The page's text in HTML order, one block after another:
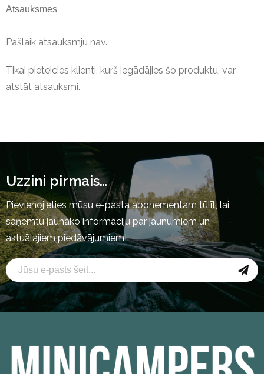
Atsauksmes
Pašlaik atsauksmju nav.
Tikai pieteicies klienti, kurš iegādājies šo produktu, var
atstāt atsauksmi.
Uzzini pirmais…
Pievienojieties mūsu e-pasta abonementam tūlīt, lai
saņemtu jaunāko informāciju par jaunumiem un
aktuālajiem piedāvājumiem!